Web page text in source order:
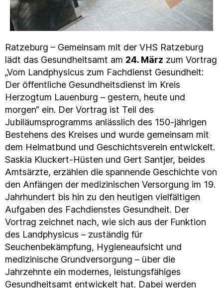
Ratzeburg – Gemeinsam mit der VHS Ratzeburg
lädt das Gesundheitsamt am 24. März zum Vortrag
„Vom Landphysicus zum Fachdienst Gesundheit:
Der öffentliche Gesundheitsdienst im Kreis
Herzogtum Lauenburg – gestern, heute und
morgen“ ein. Der Vortrag ist Teil des
Jubiläumsprogramms anlässlich des 150-jährigen
Bestehens des Kreises und wurde gemeinsam mit
dem Heimatbund und Geschichtsverein entwickelt.
Saskia Kluckert-Hüsten und Gert Santjer, beides
Amtsärzte, erzählen die spannende Geschichte von
den Anfängen der medizinischen Versorgung im 19.
Jahrhundert bis hin zu den heutigen vielfältigen
Aufgaben des Fachdienstes Gesundheit. Der
Vortrag zeichnet nach, wie sich aus der Funktion
des Landphysicus – zuständig für
Seuchenbekämpfung, Hygieneaufsicht und
medizinische Grundversorgung – über die
Jahrzehnte ein modernes, leistungsfähiges
Gesundheitsamt entwickelt hat. Dabei werden